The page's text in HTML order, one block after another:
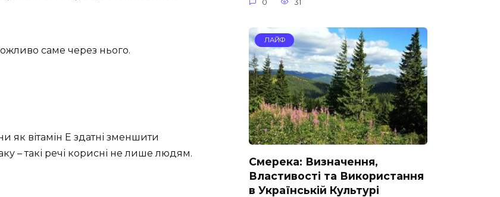
саме через нього.
як вітамін Е здатні зменшити
– такі речі корисні не лише людям.
0 31
ЛАЙФ
Смерека: Визначення,
Властивості та Використання
в Українській Культурі